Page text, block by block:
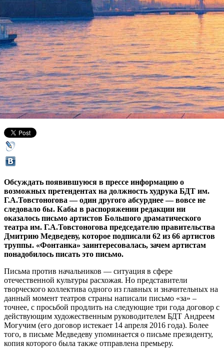
Актеры БДТ: «У нас в театре
– воздух свободы и
творчества»
07 апреля 2016,17:35 Версия для печати
Обсуждать появившуюся в прессе информацию о
возможных претендентах на должность худрука БДТ им.
Г.А.Товстоногова — один другого абсурднее — вовсе не
следовало бы. Кабы в распоряжении редакции ни
оказалось письмо артистов Большого драматического
театра им. Г.А.Товстоногова председателю правительства
Дмитрию Медведеву, которое подписали 62 из 66 артистов
труппы. «Фонтанка» заинтересовалась, зачем артистам
понадобилось писать это письмо.
Письма против начальников — ситуация в сфере
отечественной культуры расхожая. Но представители
творческого коллектива одного из главных и значительных на
данный момент театров страны написали письмо «за» –
точнее, с просьбой продлить на следующие три года договор с
действующим художественным руководителем БДТ Андреем
Могучим (его договор истекает 14 апреля 2016 года). Более
того, в письме Медведеву упоминается о письме президенту,
копия которого была также отправлена премьеру.